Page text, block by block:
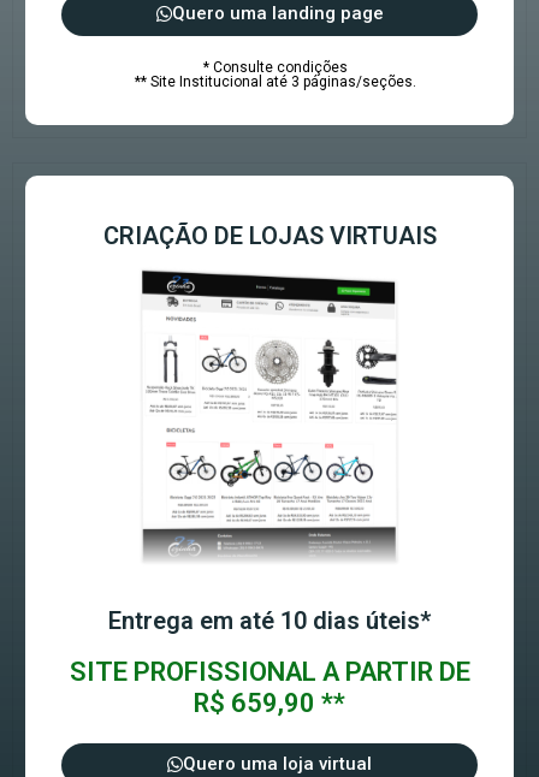
Quero uma landing page
* Consulte condições
** Site Institucional até 3 páginas/seções.
CRIAÇÃO DE LOJAS VIRTUAIS
Entrega em até 10 dias úteis*
SITE PROFISSIONAL A PARTIR DE
R$ 659,90 **
Quero uma loja virtual